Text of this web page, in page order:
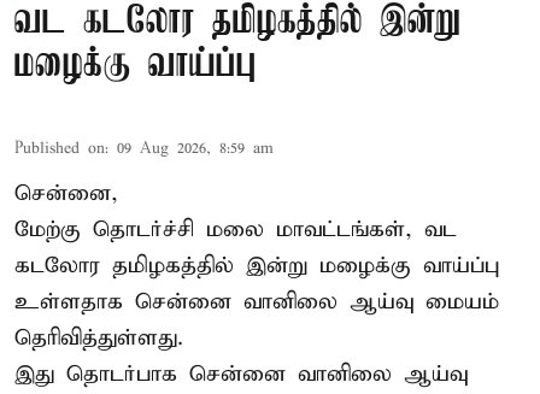
வட கடலோர தமிழகத்தில் இன்று
மழைக்கு வாய்ப்பு
Published on: 09 Aug 2026, 8:59 am
சென்னை,
மேற்கு தொடர்ச்சி மலை மாவட்டங்கள், வட
கடலோர தமிழகத்தில் இன்று மழைக்கு வாய்ப்பு
உள்ளதாக சென்னை வானிலை ஆய்வு மையம்
தெரிவித்துள்ளது.
இது தொடர்பாக சென்னை வானிலை ஆய்வு